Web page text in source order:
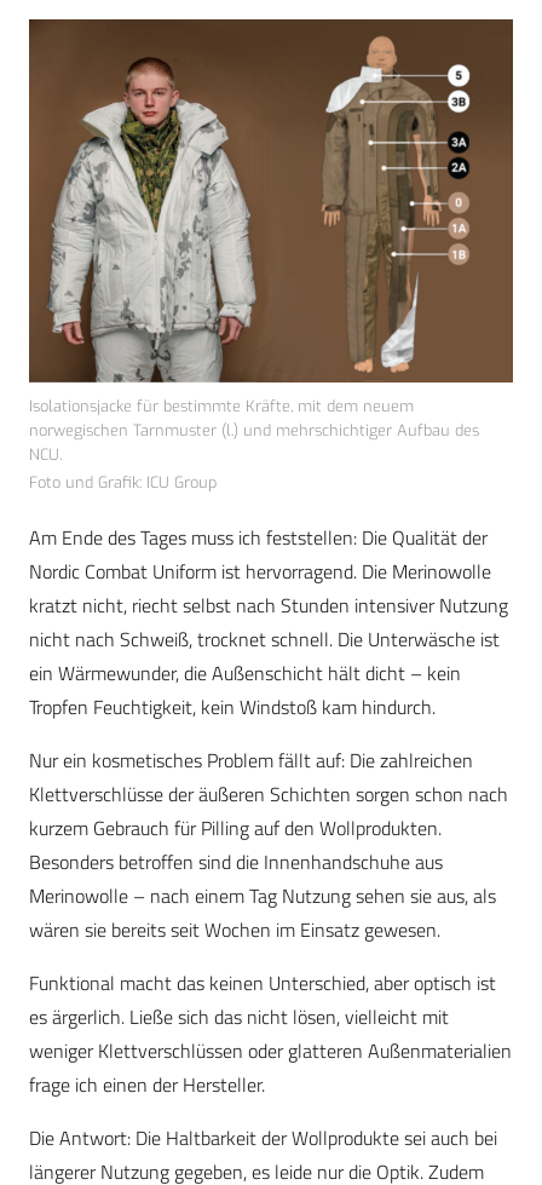
Isolationsjacke für bestimmte Kräfte, mit dem neuem
norwegischen Tarnmuster (l.) und mehrschichtiger Aufbau des
NCU.
Foto und Grafik: ICU Group
Am Ende des Tages muss ich feststellen: Die Qualität der
Nordic Combat Uniform ist hervorragend. Die Merinowolle
kratzt nicht, riecht selbst nach Stunden intensiver Nutzung
nicht nach Schweiß, trocknet schnell. Die Unterwäsche ist
ein Wärmewunder, die Außenschicht hält dicht – kein
Tropfen Feuchtigkeit, kein Windstoß kam hindurch.
Nur ein kosmetisches Problem fällt auf: Die zahlreichen
Klettverschlüsse der äußeren Schichten sorgen schon nach
kurzem Gebrauch für Pilling auf den Wollprodukten.
Besonders betroffen sind die Innenhandschuhe aus
Merinowolle – nach einem Tag Nutzung sehen sie aus, als
wären sie bereits seit Wochen im Einsatz gewesen.
Funktional macht das keinen Unterschied, aber optisch ist
es ärgerlich. Ließe sich das nicht lösen, vielleicht mit
weniger Klettverschlüssen oder glatteren Außenmaterialien
frage ich einen der Hersteller.
Die Antwort: Die Haltbarkeit der Wollprodukte sei auch bei
längerer Nutzung gegeben, es leide nur die Optik. Zudem